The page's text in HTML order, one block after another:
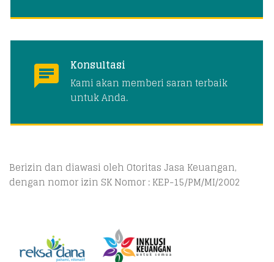
Konsultasi
Kami akan memberi saran terbaik
untuk Anda.
Berizin dan diawasi oleh Otoritas Jasa Keuangan,
dengan nomor izin SK Nomor : KEP-15/PM/MI/2002